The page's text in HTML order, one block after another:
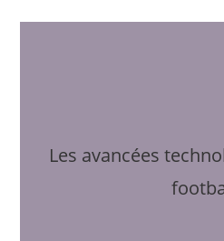
Les avancées